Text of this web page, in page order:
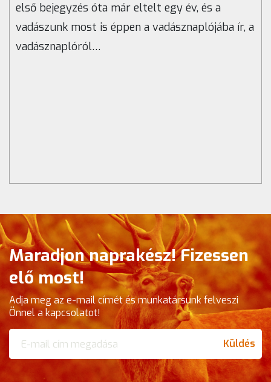
első bejegyzés óta már eltelt egy év, és a
vadászunk most is éppen a vadásznaplójába ír, a
vadásznaplóról…
Maradjon naprakész! Fizessen
elő most!
Adja meg az e-mail címét és munkatársunk felveszi
Önnel a kapcsolatot!
Küldés